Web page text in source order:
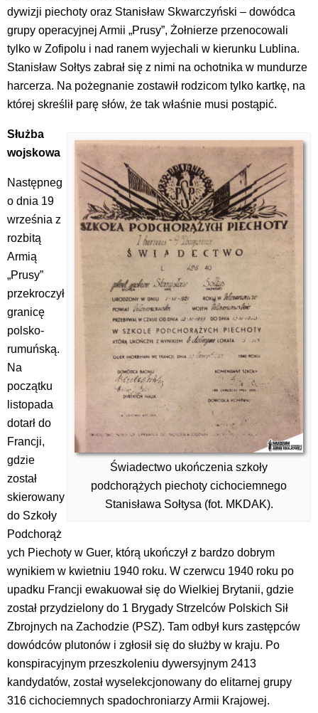
dywizji piechoty oraz Stanisław Skwarczyński – dowódca
grupy operacyjnej Armii „Prusy”, Żołnierze przenocowali
tylko w Zofipolu i nad ranem wyjechali w kierunku Lublina.
Stanisław Sołtys zabrał się z nimi na ochotnika w mundurze
harcerza. Na pożegnanie zostawił rodzicom tylko kartkę, na
której skreślił parę słów, że tak właśnie musi postąpić.
Świadectwo ukończenia szkoły
podchorążych piechoty cichociemnego
Stanisława Sołtysa (fot. MKDAK).
Służba
wojskowa
Następneg
o dnia 19
września z
rozbitą
Armią
„Prusy”
przekroczył
granicę
polsko-
rumuńską.
Na
początku
listopada
dotarł do
Francji,
gdzie
został
skierowany
do Szkoły
Podchorąż
ych Piechoty w Guer, którą ukończył z bardzo dobrym
wynikiem w kwietniu 1940 roku. W czerwcu 1940 roku po
upadku Francji ewakuował się do Wielkiej Brytanii, gdzie
został przydzielony do 1 Brygady Strzelców Polskich Sił
Zbrojnych na Zachodzie (PSZ). Tam odbył kurs zastępców
dowódców plutonów i zgłosił się do służby w kraju. Po
konspiracyjnym przeszkoleniu dywersyjnym 2413
kandydatów, został wyselekcjonowany do elitarnej grupy
316 cichociemnych spadochroniarzy Armii Krajowej.